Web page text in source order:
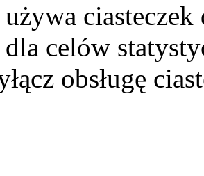
celów
obsługę